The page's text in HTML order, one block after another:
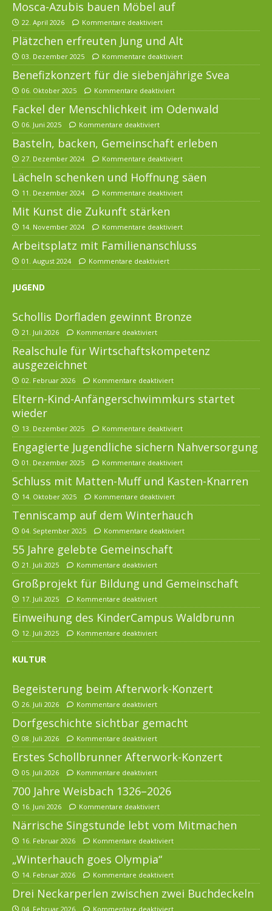
Mosca-Azubis bauen Möbel auf
22. April 2026 Kommentare deaktiviert
Plätzchen erfreuten Jung und Alt
03. Dezember 2025 Kommentare deaktiviert
Benefizkonzert für die siebenjährige Svea
06. Oktober 2025 Kommentare deaktiviert
Fackel der Menschlichkeit im Odenwald
06. Juni 2025 Kommentare deaktiviert
Basteln, backen, Gemeinschaft erleben
27. Dezember 2024 Kommentare deaktiviert
Lächeln schenken und Hoffnung säen
11. Dezember 2024 Kommentare deaktiviert
Mit Kunst die Zukunft stärken
14. November 2024 Kommentare deaktiviert
Arbeitsplatz mit Familienanschluss
01. August 2024 Kommentare deaktiviert
JUGEND
Schollis Dorfladen gewinnt Bronze
21. Juli 2026 Kommentare deaktiviert
Realschule für Wirtschaftskompetenz
ausgezeichnet
02. Februar 2026 Kommentare deaktiviert
Eltern-Kind-Anfängerschwimmkurs startet
wieder
13. Dezember 2025 Kommentare deaktiviert
Engagierte Jugendliche sichern Nahversorgung
01. Dezember 2025 Kommentare deaktiviert
Schluss mit Matten-Muff und Kasten-Knarren
14. Oktober 2025 Kommentare deaktiviert
Tenniscamp auf dem Winterhauch
04. September 2025 Kommentare deaktiviert
55 Jahre gelebte Gemeinschaft
21. Juli 2025 Kommentare deaktiviert
Großprojekt für Bildung und Gemeinschaft
17. Juli 2025 Kommentare deaktiviert
Einweihung des KinderCampus Waldbrunn
12. Juli 2025 Kommentare deaktiviert
KULTUR
Begeisterung beim Afterwork-Konzert
26. Juli 2026 Kommentare deaktiviert
Dorfgeschichte sichtbar gemacht
08. Juli 2026 Kommentare deaktiviert
Erstes Schollbrunner Afterwork-Konzert
05. Juli 2026 Kommentare deaktiviert
700 Jahre Weisbach 1326–2026
16. Juni 2026 Kommentare deaktiviert
Närrische Singstunde lebt vom Mitmachen
16. Februar 2026 Kommentare deaktiviert
„Winterhauch goes Olympia“
14. Februar 2026 Kommentare deaktiviert
Drei Neckarperlen zwischen zwei Buchdeckeln
04. Februar 2026 Kommentare deaktiviert